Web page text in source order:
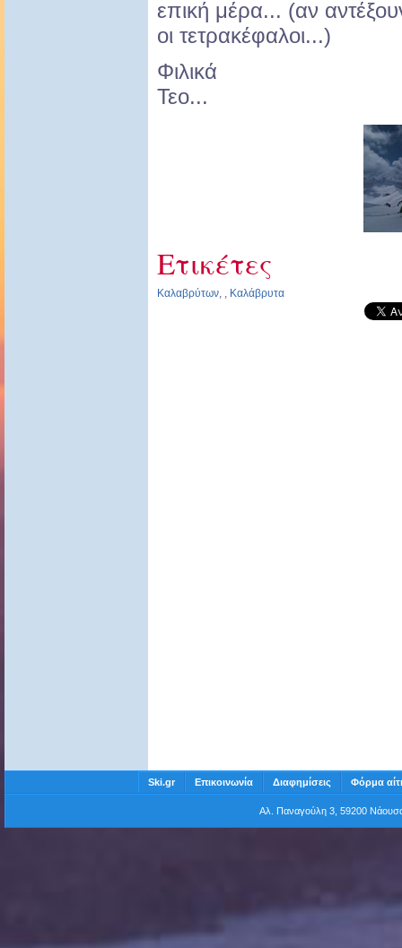
επική μέρα... (αν
οι τετρακέφαλοι...)
Φιλικά
Τεο...
Ετικέτες
Καλαβρύτων, , Καλάβρυτα
Ski.gr Επικοινωνία Διαφημίσεις Φόρμα
Αλ. Παναγούλη 3, 59200